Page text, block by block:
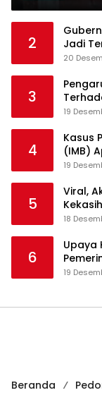
2
Jadi
20
3
Jambi
19
4
Kasus
(IMB)
19
5
Viral,
18
6
Upaya
19
Beranda